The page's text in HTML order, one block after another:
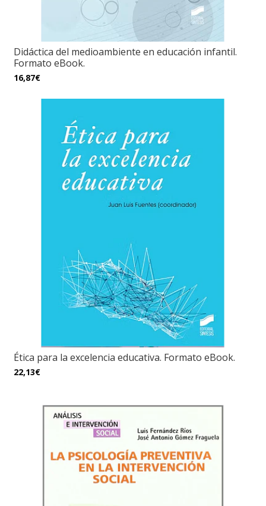
Didáctica del medioambiente en educación infantil.
Formato eBook.
16,87€
Ética para la excelencia educativa. Formato eBook.
22,13€